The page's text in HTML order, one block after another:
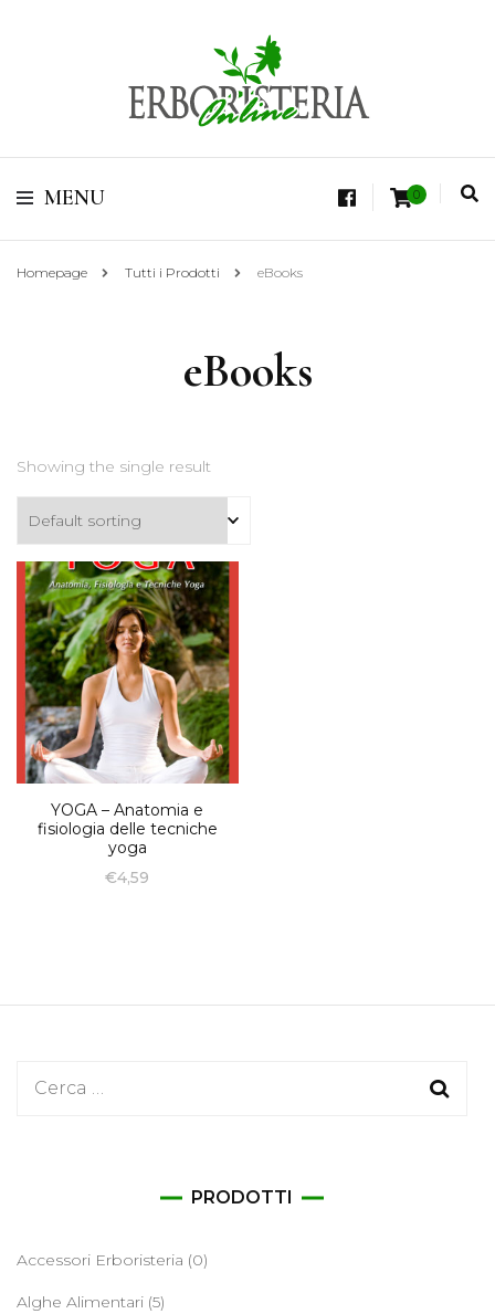
Erboristeria Shop
Online Tisane
Vendita di Botaniche, Erbe e Spezie Officinali, Tisane Terapeutiche Esclusive,
MENU 0
Homepage Tutti i Prodotti eBooks
eBooks
Showing the single result
YOGA – Anatomia e
fisiologia delle tecniche
yoga
€4,59
Ricerca
PRODOTTI
Accessori Erboristeria (0)
Alghe Alimentari (5)